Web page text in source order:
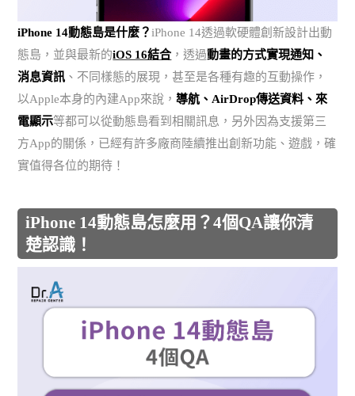
iPhone 14動態島是什麼？ iPhone 14透過軟硬體創新設計出動
態島，並與最新的iOS 16結合 ，透過動畫的方式實現通知、
消息資訊 、不同樣態的展現，甚至是各種有趣的互動操作，
以Apple本身的內建App來說，導航、AirDrop傳送資料、來
電顯示等都可以從動態島看到相關訊息，另外因為支援第三
方App的關係，已經有許多廠商陸續推出創新功能、遊戲，確
實值得各位的期待！
iPhone 14動態島怎麼用？4個QA讓你清
楚認識！